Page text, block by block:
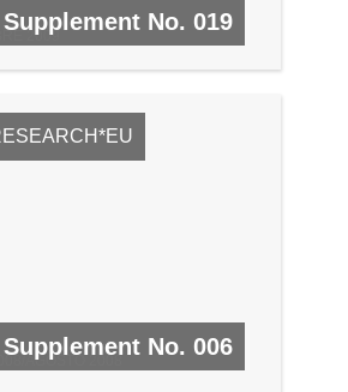
No. 019
2009
No. 006
AGOSTO 2008